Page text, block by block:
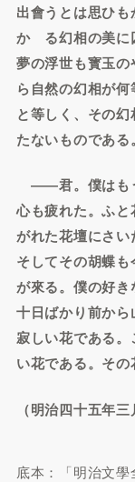
出會うとは思ひ
かゝる幻相の美に
夢の浮世も寳玉
ら自然の幻相が
と等しく、その
たないものである
――君。僕はも
心も疲れた。ふ
がれた花壇にさい
そしてその胡蝶
が來る。僕の好き
十日ばかり前か
寂しい花である
い花である。その
（明治四十五年三
底本：「明治文